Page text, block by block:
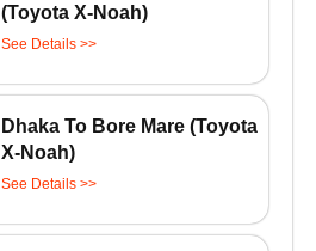
(Toyota X-Noah)
See Details >>
Dhaka To Bore Mare (Toyota
X-Noah)
See Details >>